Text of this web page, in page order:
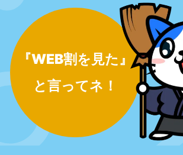
『WEB割を見た』
と言ってネ！